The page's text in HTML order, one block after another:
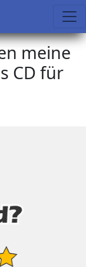
meine
CD für